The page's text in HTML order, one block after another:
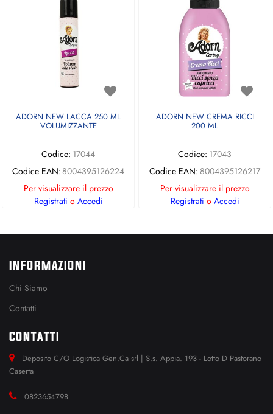
ADORN NEW LACCA 250 ML
VOLUMIZZANTE
Codice: 17044
Codice EAN: 8004395126224
Per visualizzare il prezzo
Registrati o Accedi
ADORN NEW CREMA RICCI
200 ML
Codice: 17043
Codice EAN: 8004395126217
Per visualizzare il prezzo
Registrati o Accedi
INFORMAZIONI
Chi Siamo
Contatti
CONTATTI
Deposito C/O Logistica Gen.Ca srl | S.s. Appia. 193 - Lotto D Pastorano
Caserta
0823654798